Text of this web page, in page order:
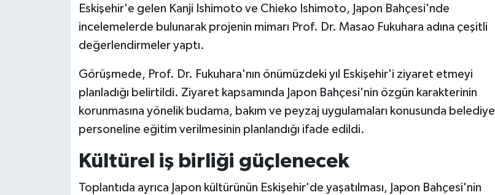
Eskişehir'e gelen Kanji Ishimoto ve Chieko Ishimoto, Japon Bahçesi'nde
incelemelerde bulunarak projenin mimarı Prof. Dr. Masao Fukuhara adına çeşitli
değerlendirmeler yaptı.
Görüşmede, Prof. Dr. Fukuhara'nın önümüzdeki yıl Eskişehir'i ziyaret etmeyi
planladığı belirtildi. Ziyaret kapsamında Japon Bahçesi'nin özgün karakterinin
korunmasına yönelik budama, bakım ve peyzaj uygulamaları konusunda belediye
personeline eğitim verilmesinin planlandığı ifade edildi.
Kültürel iş birliği güçlenecek
Toplantıda ayrıca Japon kültürünün Eskişehir'de yaşatılması, Japon Bahçesi'nin